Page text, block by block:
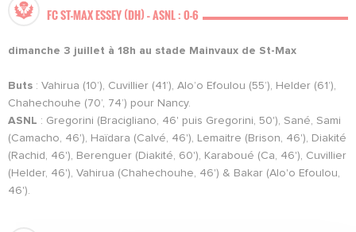
FC ST-MAX ESSEY (DH) – ASNL : 0-6
dimanche 3 juillet à 18h au stade Mainvaux de St-Max
Buts : Vahirua (10’), Cuvillier (41’), Alo’o Efoulou (55’), Helder (61’),
Chahechouhe (70’, 74’) pour Nancy.
ASNL : Gregorini (Bracigliano, 46' puis Gregorini, 50'), Sané, Sami
(Camacho, 46'), Haïdara (Calvé, 46'), Lemaitre (Brison, 46'), Diakité
(Rachid, 46'), Berenguer (Diakité, 60'), Karaboué (Ca, 46'), Cuvillier
(Helder, 46'), Vahirua (Chahechouhe, 46') & Bakar (Alo'o Efoulou,
46').